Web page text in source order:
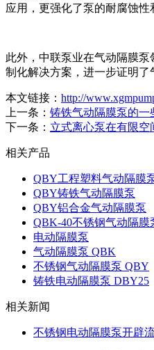
应用，更强化了泵的耐腐蚀性
此外，中联泵业在气动隔膜
制化解决方案，进一步证明了
本文链接： http://
上一条： 铸铁气动隔膜泵的一
下一条： 立式离心泵在有限
相关产品
QBY工程塑料气动隔膜
QBY铸铁气动隔膜泵
QBY铝合金气动隔膜泵
QBK-40不锈钢气动隔膜
电动隔膜泵
气动隔膜泵 QBK
不锈钢气动隔膜泵 QBY
铸铁电动隔膜泵 DBY25
相关新闻
不锈钢电动隔膜泵开辟